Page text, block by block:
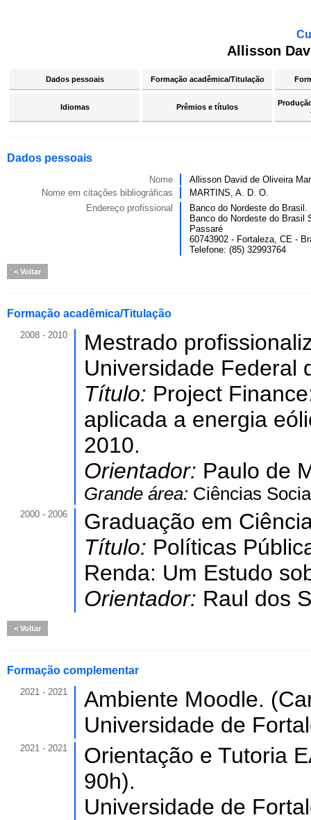
Allisson
Dados pessoais Formação acadêmica/Titulação
Idiomas Prêmios e títulos
Dados pessoais
Nome
Allisson David de Oliveira
Nome em citações bibliográficas
MARTINS, A. D. O.
Endereço profissional
Banco do Nordeste do Brasil.
Banco do Nordeste do Brasil
Passaré
60743902 - Fortaleza, CE -
Telefone: (85) 32993764
Voltar
Formação acadêmica/Titulação
2008 - 2010
Mestrado
Universidade Federal
Título: Project
aplicada a energia
2010.
Orientador: Paulo de
Grande área: Ciências
2000 - 2006
Graduação em
Título: Políticas
Renda: Um Estudo
Orientador: Raul dos
Voltar
Formação complementar
2021 - 2021
Ambiente Moodle.
Universidade de
2021 - 2021
Orientação e Tutoria
90h).
Universidade de